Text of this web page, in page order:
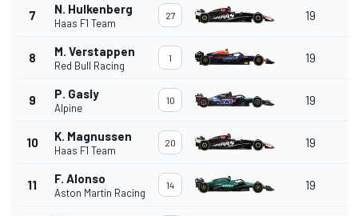
7 N. Hulkenberg
Haas F1 Team
27 19
8 M. Verstappen
Red Bull Racing
1 19
9 P. Gasly
Alpine
10 19
10 K. Magnussen
Haas F1 Team
20 19
11 F. Alonso
Aston Martin Racing
14 19